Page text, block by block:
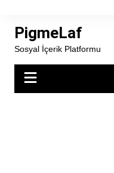
contentPigmeLaf
Sosyal İçerik Platformu